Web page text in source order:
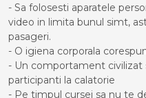
- Sa folosesti aparatele
video in limita bunul simt,
pasageri.
- O igiena corporala
- Un comportament civilizat
participanti la calatorie
- Pe timpul cursei sa nu te